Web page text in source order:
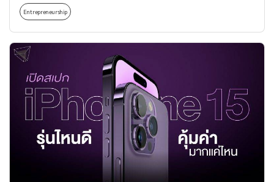
DANdism และ YOASOBI ส่วนหนึ่งมาจากกระแสตาม Social
Network แต่อีกส่วนที่น่าสนใจคือ ‘เสน่ห์’ ในแบบฉบับของ
เพลงญี่ปุ่นที่หาไม่ได้จากชาติไหน ๆ ซึ่งในบทความนี้
Thomas Thailand จะพาทุกคนไปท่องโลกของอุตสาหกรรม
เพลงญี่ปุ่นกัน เรียกได้ว่าเป็นของดีที่จะทำให้หูเราเคลือบ
ทองได้เลยทีเดียว กระแสสื่อบันเทิงและอุตสาหกรรมเพลง
ญี่ปุ่นในช่วงหลายปีที่ผ่านมา รู้หรือไม่? กระแสบันเทิงญี่ปุ่น
อยู่คู่กับคนไทยมานานแล้ว เราต้องเริ่มร้อยเรียงจากยุค
รุ่งเรืองที่สุดของวงการญี่ปุ่นในช่วงยุค 80-90 ที่ทุกอย่างยัง
เป็นแอนะล็อกอยู่ สำหรับคนที่อายุ 20 กลาง ๆ ขึ้นไป น่าจะ
เคยได้สัมผัสกับสื่อบันเทิงญี่ปุ่นผ่านทางช่องฟรีทีวีกันมาไม่
Entrepreneurship